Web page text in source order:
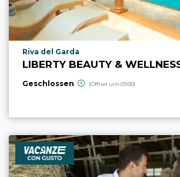
aria.poi_location_prefix
Riva del Garda
LIBERTY BEAUTY &
Geschlossen (Öffnet um 09:00)